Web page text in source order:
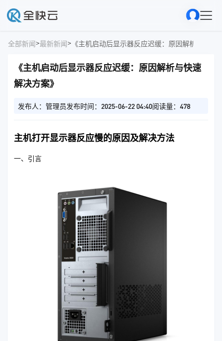
全部新闻>最新新闻> 《主机启动后显示器反应迟缓：原因解析与快速
《主机启动后显示器反应迟缓：原因解析与快速
解决方案》
发布人：管理员发布时间：2025-06-22 04:40阅读量：478
主机打开显示器反应慢的原因及解决方法
一、引言